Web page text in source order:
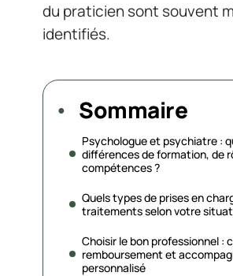
du praticien sont souvent
identifiés.
Sommaire
Psychologue et psychiatre :
différences de formation, de
compétences ?
Quels types de prises en
traitements selon votre
Choisir le bon professionnel :
remboursement et
personnalisé